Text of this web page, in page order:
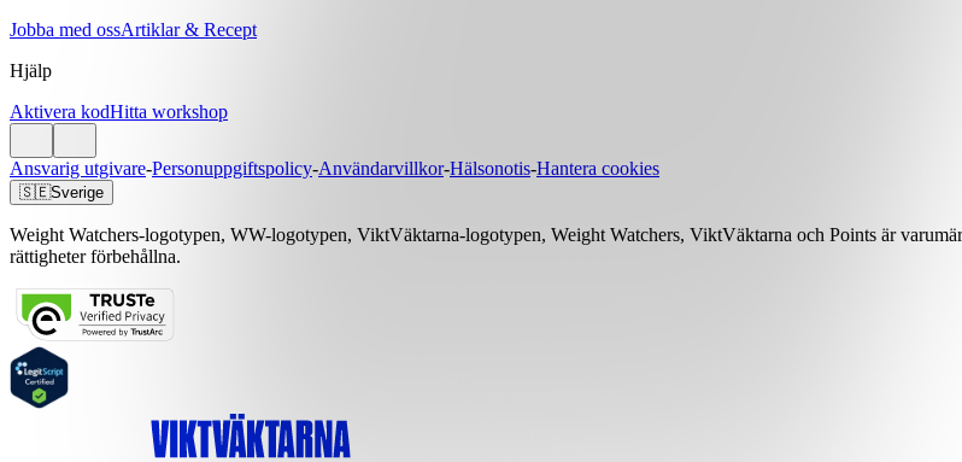
Jobba med ossArtiklar & Recept
Hjälp
Aktivera kodHitta workshop
Ansvarig utgivare-Personuppgiftspolicy-Användarvillkor-Hälsonotis-Hantera cookies
🇸🇪Sverige
Weight Watchers-logotypen, WW-logotypen, ViktVäktarna-logotypen, Weight Watchers, ViktVäktarna och Points är
rättigheter förbehållna.